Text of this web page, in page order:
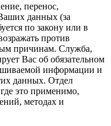
перенос,
данных (за
по закону или в
против
причинам. Служба,
Вас об обязательном
информации и
данных. Отдел
это применимо,
методах и